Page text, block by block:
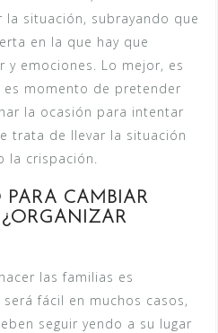
situación, subrayando que
en la que hay que
y emociones. Lo mejor, es
momento de pretender
la ocasión para intentar
trata de llevar la situación
la crispación.
CAMBIAR
¿ORGANIZAR
las familias es
fácil en muchos casos,
seguir yendo a su lugar